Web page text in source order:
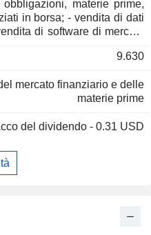
materie prime,
- vendita di dati
e regolamento di titoli,
9.630
mercato finanziario e delle
materie prime
del dividendo - 0.31 USD